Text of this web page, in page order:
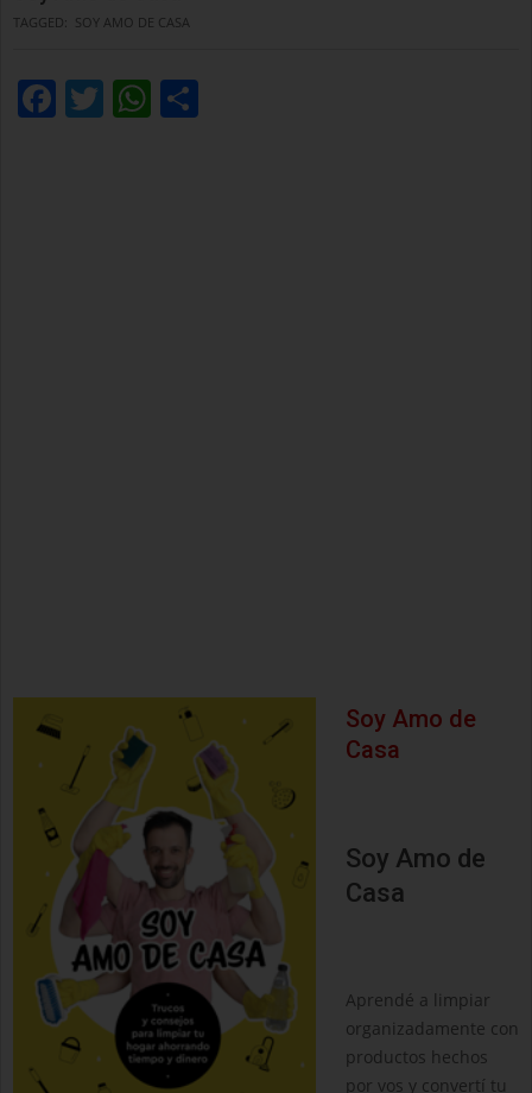
TAGGED: SOY AMO DE CASA
Facebook
TwitterWhatsApp
Soy Amo de
Casa
Soy Amo de
Casa
Aprendé a limpiar
organizadamente con
productos hechos
por vos y convertí tu